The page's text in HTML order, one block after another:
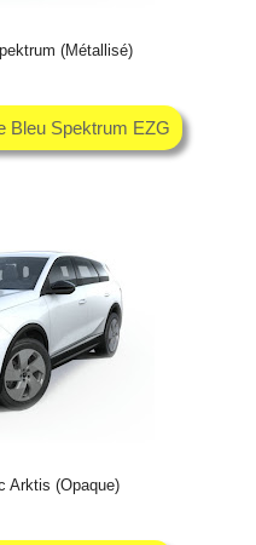
(Métallisé)
Bleu Spektrum EZG
Arktis (Opaque)